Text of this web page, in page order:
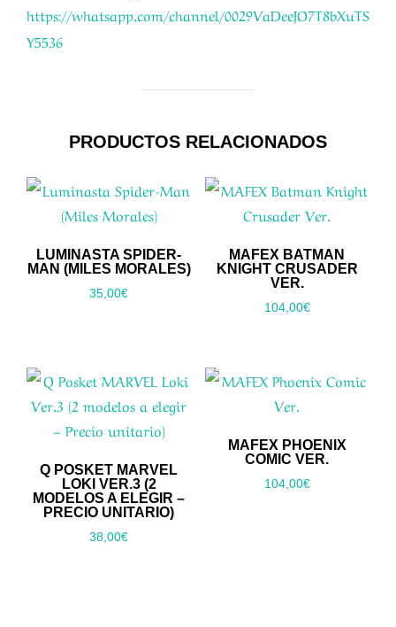
https://whatsapp.com/channel/0029VaDeeJO7T8bXuTS
Y5536
PRODUCTOS RELACIONADOS
LUMINASTA SPIDER-
MAN (MILES MORALES)
35,00€
MAFEX BATMAN
KNIGHT CRUSADER
VER.
104,00€
Q POSKET MARVEL
LOKI VER.3 (2
MODELOS A ELEGIR –
PRECIO UNITARIO)
38,00€
MAFEX PHOENIX
COMIC VER.
104,00€